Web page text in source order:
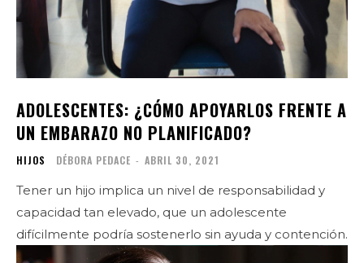
ADOLESCENTES: ¿CÓMO APOYARLOS FRENTE A
UN EMBARAZO NO PLANIFICADO?
HIJOS DÉBORA PEDACE - ABRIL 30, 2021
Tener un hijo implica un nivel de responsabilidad y
capacidad tan elevado, que un adolescente
difícilmente podría sostenerlo sin ayuda y contención.